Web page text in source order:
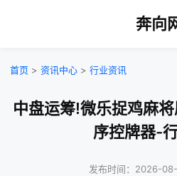
奔向
首页 > 资讯中心 > 行业资讯
中盘运筹!微乐捉鸡麻
序控牌器-
发布时间：2026-